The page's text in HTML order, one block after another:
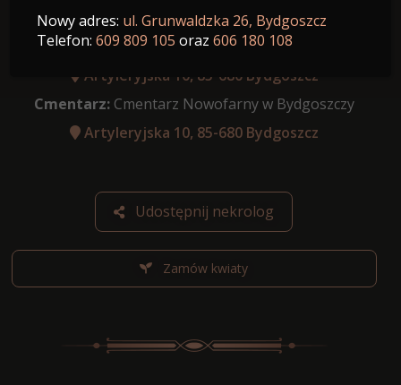
Ceremonia pożegnalna:o godz. 12:00 Kaplica na
Cmentarzu Nowofarnym
Artyleryjska 10, 85-680 Bydgoszcz
Cmentarz:Cmentarz Nowofarny w Bydgoszczy
Artyleryjska 10, 85-680 Bydgoszcz
Udostępnij nekrolog
Zamów kwiaty
Nowy adres: ul. Grunwaldzka 26, Bydgoszcz
Telefon:609 809 105 oraz606 180 108